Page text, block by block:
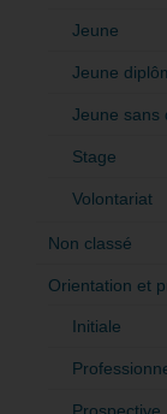
Jeune
Jeune
Jeune sans
Stage
Volontariat
Non classé
Orientation et
Initiale
Prospective